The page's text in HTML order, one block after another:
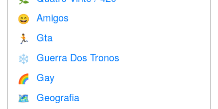
😄 Amigos
🏃 Gta
❄️ Guerra Dos Tronos
🌈 Gay
🗺 Geografia